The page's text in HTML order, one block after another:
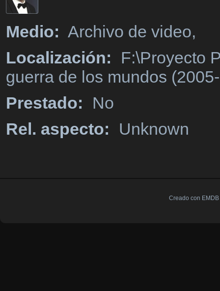
Medio: Archivo de video,
Localización:
F:\Proyecto
guerra de los mundos
Prestado:
No
Rel. aspecto:
Unknown
Creado con